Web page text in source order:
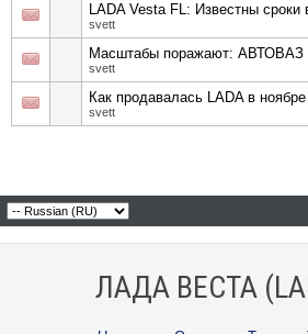
LADA Vesta FL: Известны сроки
svett
Масштабы поражают: АВТОВАЗ
svett
Как продавалась LADA в ноябре
svett
ЛАДА ВЕСТА